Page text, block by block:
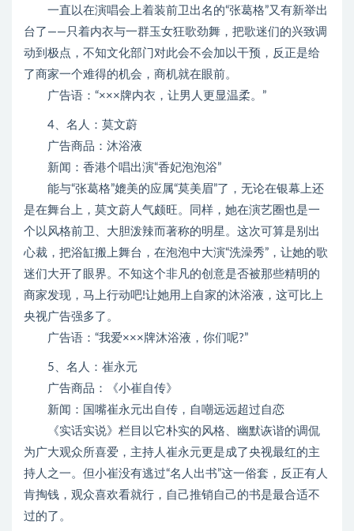
一直以在演唱会上着装前卫出名的“张葛格”又有新举出
台了——只着内衣与一群玉女狂歌劲舞，把歌迷们的兴致调
动到极点，不知文化部门对此会不会加以干预，反正是给
了商家一个难得的机会，商机就在眼前。
广告语：“×××牌内衣，让男人更显温柔。”
4、名人：莫文蔚
广告商品：沐浴液
新闻：香港个唱出演“香妃泡泡浴”
能与“张葛格”媲美的应属“莫美眉”了，无论在银幕上还
是在舞台上，莫文蔚人气颇旺。同样，她在演艺圈也是一
个以风格前卫、大胆泼辣而著称的明星。这次可算是别出
心裁，把浴缸搬上舞台，在泡泡中大演“洗澡秀”，让她的歌
迷们大开了眼界。不知这个非凡的创意是否被那些精明的
商家发现，马上行动吧!让她用上自家的沐浴液，这可比上
央视广告强多了。
广告语：“我爱×××牌沐浴液，你们呢?”
5、名人：崔永元
广告商品：《小崔自传》
新闻：国嘴崔永元出自传，自嘲远远超过自恋
《实话实说》栏目以它朴实的风格、幽默诙谐的调侃
为广大观众所喜爱，主持人崔永元更是成了央视最红的主
持人之一。但小崔没有逃过“名人出书”这一俗套，反正有人
肯掏钱，观众喜欢看就行，自己推销自己的书是最合适不
过的了。